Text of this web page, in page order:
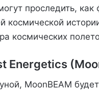
проследить,
космической
космических
Energetics
MoonBEAM